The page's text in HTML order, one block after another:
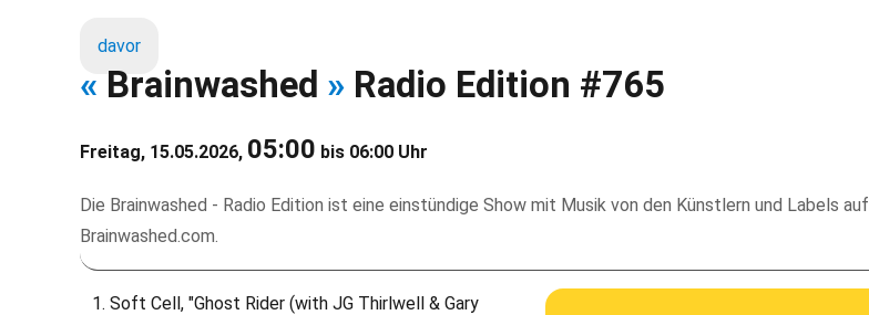
davor
« Brainwashed » Radio Edition #765
Freitag, 15.05.2026, 05:00 bis 06:00 Uhr
Die Brainwashed - Radio Edition ist eine einstündige Show mit Musik von den Künstlern und Labels auf
Brainwashed.com.
Soft Cell, "Ghost Rider (with JG Thirlwell & Gary